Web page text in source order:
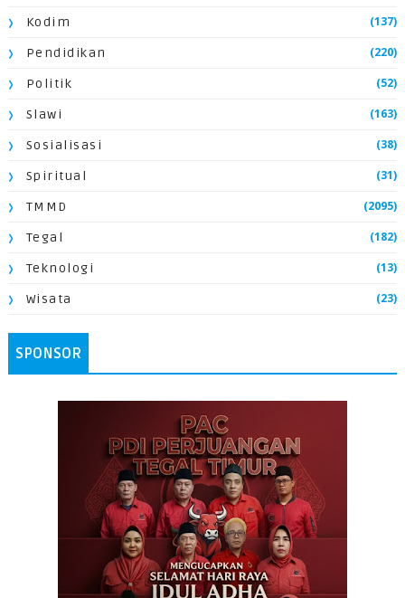
Kodim (137)
Pendidikan (220)
Politik (52)
Slawi (163)
Sosialisasi (38)
Spiritual (31)
TMMD (2095)
Tegal (182)
Teknologi (13)
Wisata (23)
SPONSOR